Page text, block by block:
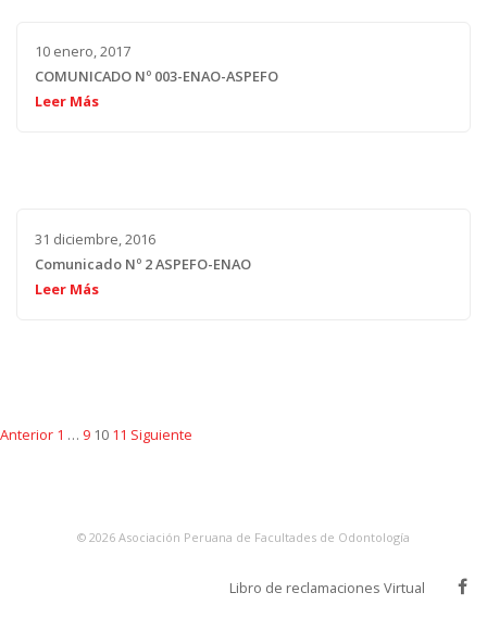
10 enero, 2017
COMUNICADO Nº 003-ENAO-ASPEFO
Leer Más
31 diciembre, 2016
Comunicado Nº 2 ASPEFO-ENAO
Leer Más
Navegación
Anterior Pag.
1 … Pag.
9 Pag.
10 Pag.
11 Siguiente
© 2026 Asociación Peruana de Facultades de Odontología
Libro de reclamaciones Virtual